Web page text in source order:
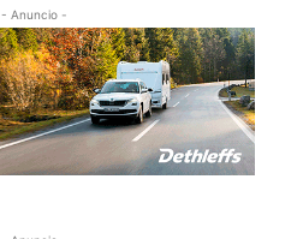
- Anuncio -